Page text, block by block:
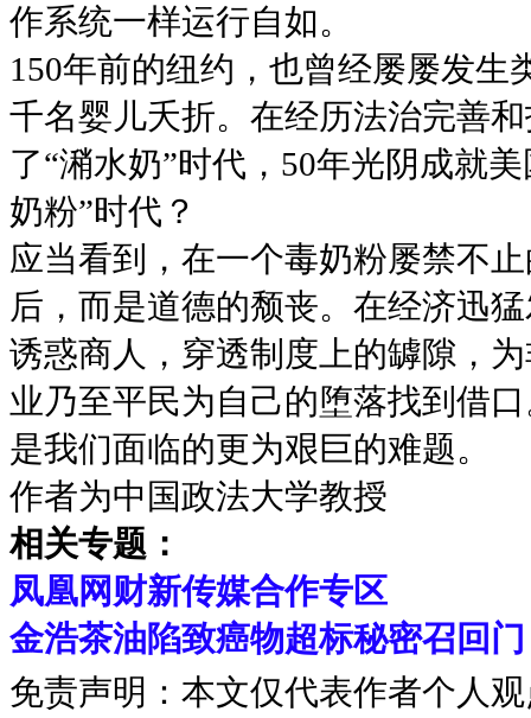
作系统一样运行自如。
150年前的纽约，也曾经屡屡发生
千名婴儿夭折。在经历法治完善
了“潲水奶”时代，50年光阴成就
奶粉”时代？
应当看到，在一个毒奶粉屡禁不
后，而是道德的颓丧。在经济迅
诱惑商人，穿透制度上的罅隙，
业乃至平民为自己的堕落找到借
是我们面临的更为艰巨的难题。
作者为中国政法大学教授
相关专题：
凤凰网财新传媒合作专区
金浩茶油陷致癌物超标秘密召回门
免责声明：本文仅代表作者个人